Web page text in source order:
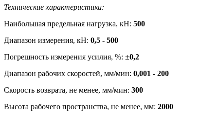
Технические характеристики:
Наибольшая предельная нагрузка, кН: 500
Диапазон измерения, кН: 0,5 - 500
Погрешность измерения усилия, %: ±0,2
Диапазон рабочих скоростей, мм/мин: 0,001 - 200
Скорость возврата, не менее, мм/мин: 300
Высота рабочего пространства, не менее, мм: 2000